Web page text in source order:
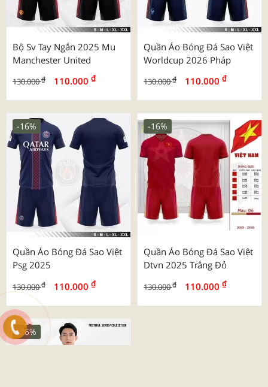
Bộ Sv Tay Ngắn 2025 Mu
Manchester United
130.000₫ 110.000 ₫
Quần Áo Bóng Đá Sao Việt
Worldcup 2026 Pháp
130.000₫ 110.000 ₫
Quần Áo Bóng Đá Sao Việt
Psg 2025
130.000₫ 110.000 ₫
-16%
Quần Áo Bóng Đá Sao Việt
Dtvn 2025 Trắng Đỏ
130.000₫ 110.000 ₫
-16%
-26%